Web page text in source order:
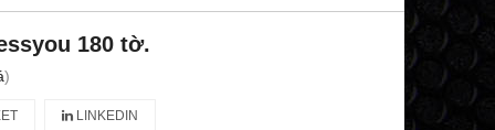
180 tờ.
)
LINKEDIN